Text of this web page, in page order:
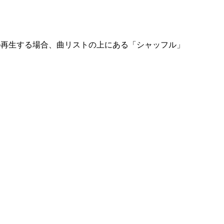
生する場合、曲リストの上にある「シャッフル」